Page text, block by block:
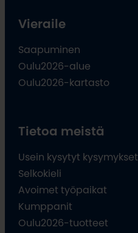
Vieraile
Saapuminen
Oulu2026-alue
Oulu2026-kartasto
Tietoa meistä
Usein kysytyt kysymykset
Selkokieli
Avoimet työpaikat
Kumppanit
Oulu2026-tuotteet